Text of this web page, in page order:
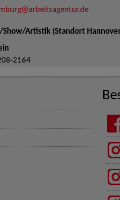
Artistik (Standort
2164